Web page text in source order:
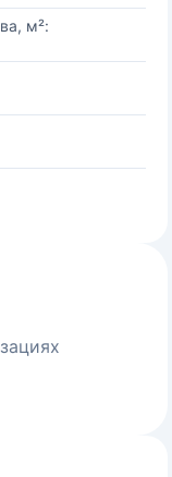
м²: